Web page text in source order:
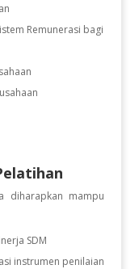
Remunerasi bagi
diharapkan mampu
SDM
instrumen penilaian